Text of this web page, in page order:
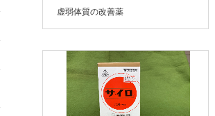
虚弱体質の改善薬